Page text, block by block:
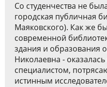
Со студенчества не
городская публичная
Маяковского). Как же
современной
здания и образования
Николаевна -
специалистом,
истинным